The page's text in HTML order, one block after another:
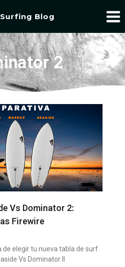
Blog
2
Vs Dominator 2:
Firewire
de elegir tu nueva tabla de surf
Vs Dominator II